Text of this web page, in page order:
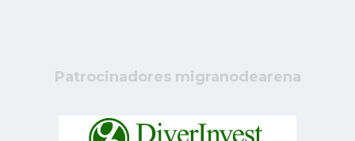
Patrocinadores migranodearena